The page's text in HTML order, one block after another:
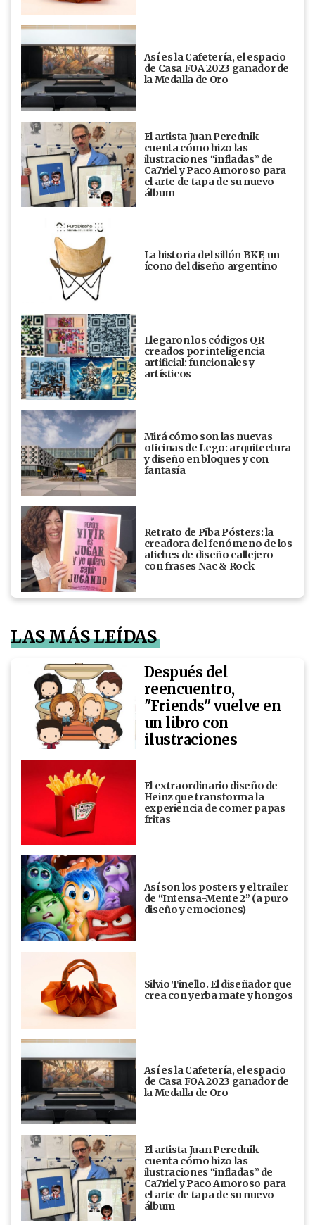
Así es la Cafetería, el espacio
de Casa FOA 2023 ganador de
la Medalla de Oro
El artista Juan Perednik
cuenta cómo hizo las
ilustraciones “infladas” de
Ca7riel y Paco Amoroso para
el arte de tapa de su nuevo
álbum
La historia del sillón BKF, un
ícono del diseño argentino
Llegaron los códigos QR
creados por inteligencia
artificial: funcionales y
artísticos
Mirá cómo son las nuevas
oficinas de Lego: arquitectura
y diseño en bloques y con
fantasía
Retrato de Piba Pósters: la
creadora del fenómeno de los
afiches de diseño callejero
con frases Nac & Rock
LAS MÁS LEÍDAS
Después del
reencuentro,
"Friends" vuelve en
un libro con
ilustraciones
El extraordinario diseño de
Heinz que transforma la
experiencia de comer papas
fritas
Así son los posters y el trailer
de “Intensa-Mente 2” (a puro
diseño y emociones)
Silvio Tinello. El diseñador que
crea con yerba mate y hongos
Así es la Cafetería, el espacio
de Casa FOA 2023 ganador de
la Medalla de Oro
El artista Juan Perednik
cuenta cómo hizo las
ilustraciones “infladas” de
Ca7riel y Paco Amoroso para
el arte de tapa de su nuevo
álbum